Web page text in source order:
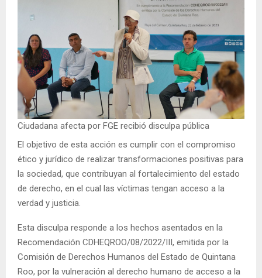
Ciudadana afecta por FGE recibió disculpa pública
El objetivo de esta acción es cumplir con el compromiso
ético y jurídico de realizar transformaciones positivas para
la sociedad, que contribuyan al fortalecimiento del estado
de derecho, en el cual las víctimas tengan acceso a la
verdad y justicia.
Esta disculpa responde a los hechos asentados en la
Recomendación CDHEQROO/08/2022/III, emitida por la
Comisión de Derechos Humanos del Estado de Quintana
Roo, por la vulneración al derecho humano de acceso a la